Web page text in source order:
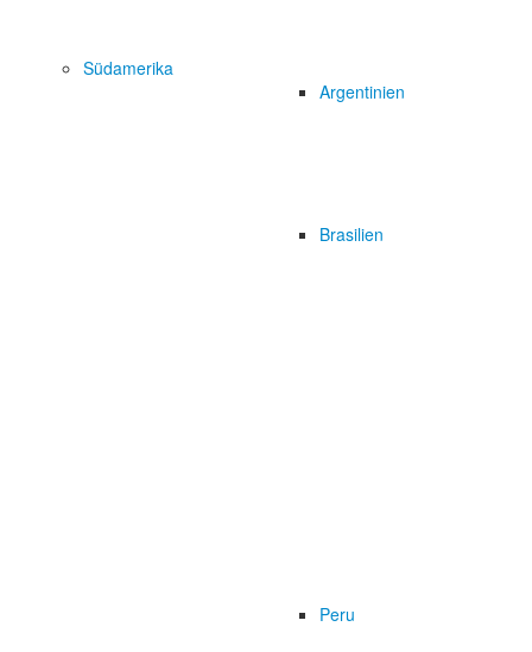
Südamerika
Argentinien
Brasilien
Peru